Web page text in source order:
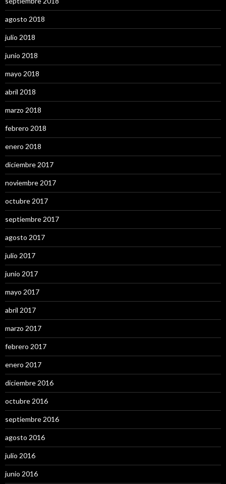
agosto 2018
julio 2018
junio 2018
mayo 2018
abril 2018
marzo 2018
febrero 2018
enero 2018
diciembre 2017
noviembre 2017
octubre 2017
septiembre 2017
agosto 2017
julio 2017
junio 2017
mayo 2017
abril 2017
marzo 2017
febrero 2017
enero 2017
diciembre 2016
octubre 2016
septiembre 2016
agosto 2016
julio 2016
junio 2016